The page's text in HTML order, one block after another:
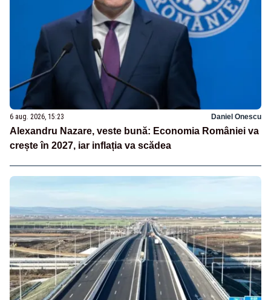
6 aug. 2026, 15:23 Daniel Onescu
Alexandru Nazare, veste bună: Economia României va
crește în 2027, iar inflația va scădea